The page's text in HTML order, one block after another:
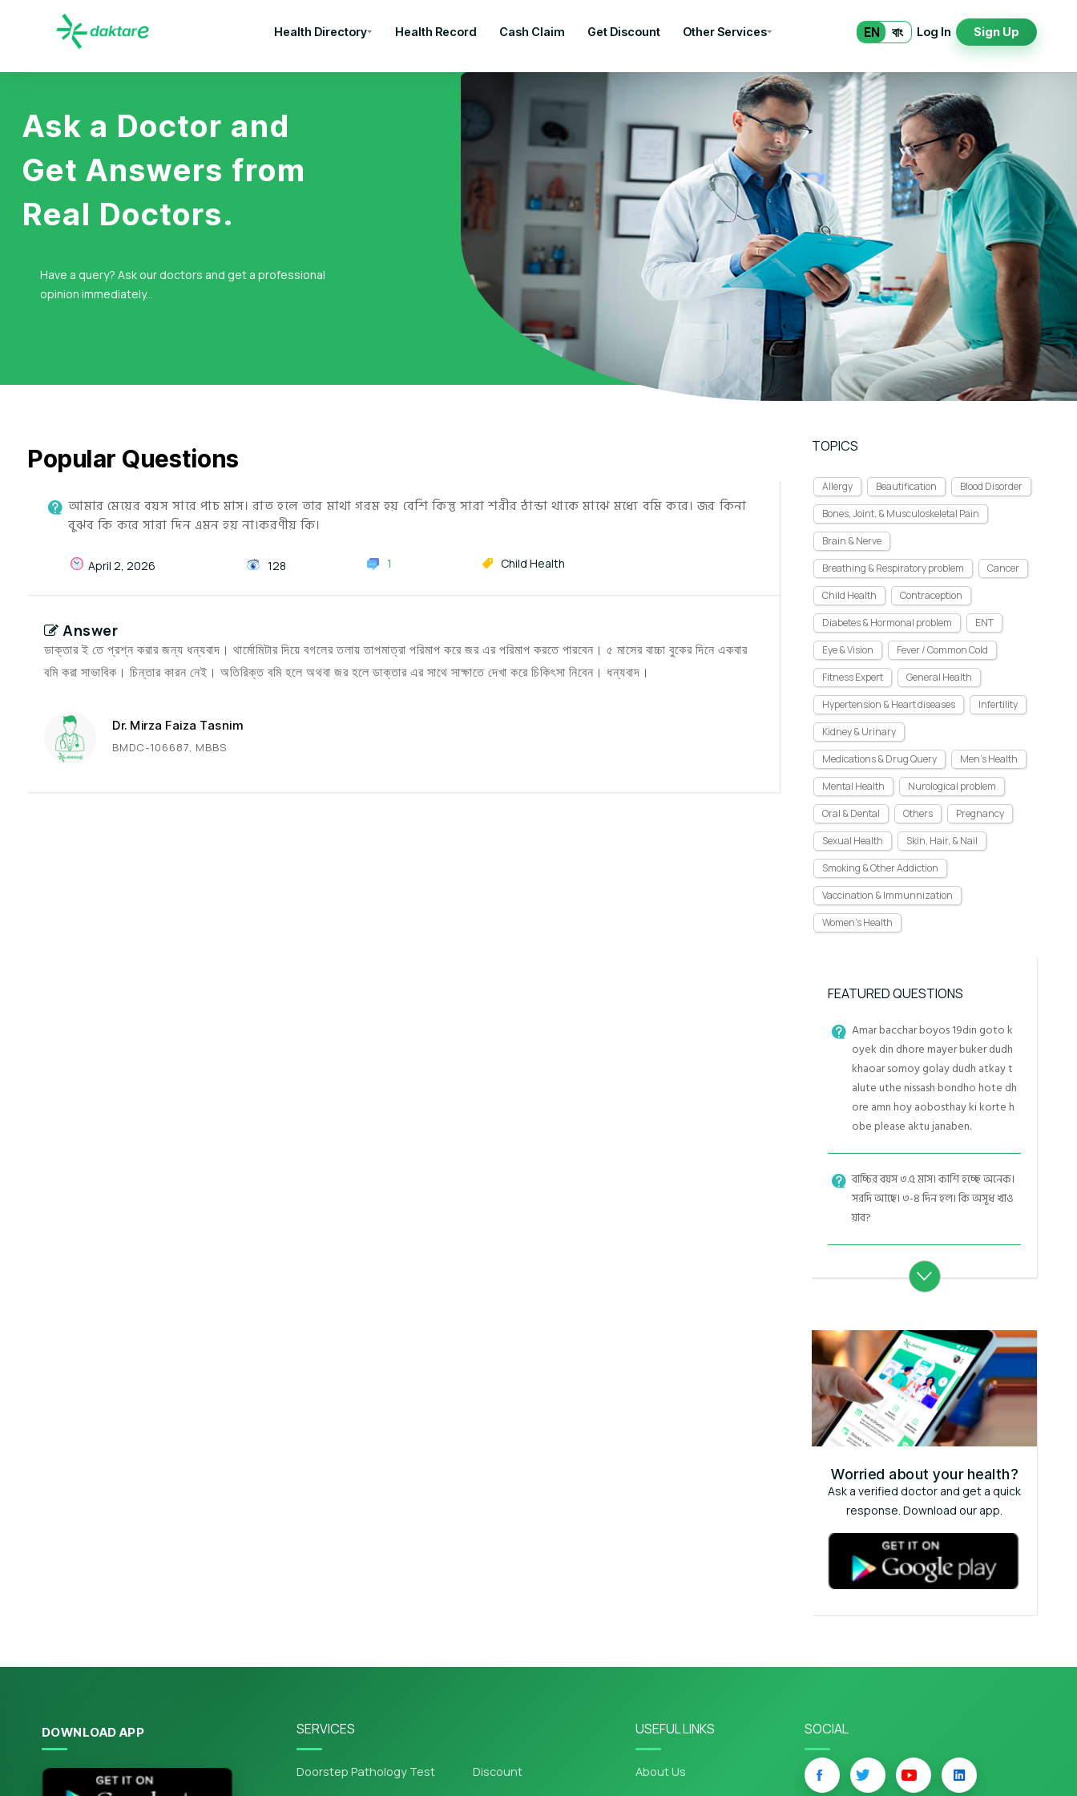
Health Directory Health Record Cash Claim Get Discount Other Services EN বাং Log In Sign Up
Ask a Doctor and
Get Answers from
Real Doctors.
Have a query? Ask our doctors and get a professional
opinion immediately...
Popular Questions
আমার মেয়ের বয়স সারে পাচ মাস। রাত হলে তার মাথা গরম হয় বেশি কিন্তু সারা শরীর ঠান্ডা থাকে মাঝে মধ্যে বমি করে। জর কিনা
বুঝব কি করে সারা দিন এমন হয় না।করণীয় কি।
April 2, 2026 128 1 Child Health
Answer
ডাক্তার ই তে প্রশ্ন করার জন্য ধন্যবাদ। থার্মোমিটার দিয়ে বগলের তলায় তাপমাত্রা পরিমাপ করে জর এর পরিমাপ করতে পারবেন। ৫ মাসের বাচ্চা বুকের দিনে একবার
বমি করা সাভাবিক। চিন্তার কারন নেই। অতিরিক্ত বমি হলে অথবা জর হলে ডাক্তার এর সাথে সাক্ষাতে দেখা করে চিকিৎসা নিবেন। ধন্যবাদ।
Dr. Mirza Faiza Tasnim
BMDC-106687, MBBS
TOPICS
Allergy Beautification
Blood Disorder
Bones, Joint, & Musculoskeletal Pain
Brain & Nerve
Breathing & Respiratory problem
Cancer
Child Health
Contraception
Diabetes & Hormonal problem
ENT
Eye & Vision
Fever / Common Cold
Fitness Expert
General Health
Hypertension & Heart diseases
Infertility
Kidney & Urinary
Medications & Drug Query
Men's Health
Mental Health
Nurological problem
Oral & Dental
Others
Pregnancy
Sexual Health
Skin, Hair, & Nail
Smoking & Other Addiction
Vaccination & Immunnization
Women's Health
FEATURED QUESTIONS
Amar bacchar boyos 19din goto k
oyek din dhore mayer buker dudh
khaoar somoy golay dudh atkay t
alute uthe nissash bondho hote dh
ore amn hoy aobosthay ki korte h
obe please aktu janaben.
বাচ্চির বয়স ৩.৫ মাস। কাশি হচ্ছে অনেক।
সরদি আছে। ৩-৪ দিন হল। কি অসূধ খাও
য়াব?
Worried about your health?
Ask a verified doctor and get a quick
response. Download our app.
DOWNLOAD APP SERVICES
Doorstep Pathology Test Discount
USEFUL LINKS
About Us
SOCIAL